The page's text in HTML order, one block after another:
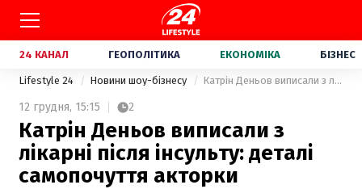
24 КАНАЛ ГЕОПОЛІТИКА ЕКОНОМІКА БІЗНЕС
Lifestyle 24 Новини шоу-бізнесу Катрін Деньов виписали з лікарні після інсульту: деталі самопочуття акторки
12 грудня, 15:15 2
Катрін Деньов виписали з
лікарні після інсульту: деталі
самопочуття акторки